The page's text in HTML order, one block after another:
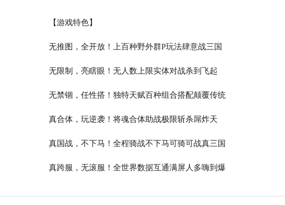
【游戏特色】
无推图，全开放！上百种野外群P玩法肆意战三国
无限制，亮瞎眼！无人数上限实体对战杀到飞起
无禁锢，任性搭！独特天赋百种组合搭配颠覆传统
真合体，玩逆袭！将魂合体助战极限斩杀屌炸天
真国战，不下马！全程骑战不下马可骑可战真三国
真跨服，无滚服！全世界数据互通满屏人多嗨到爆